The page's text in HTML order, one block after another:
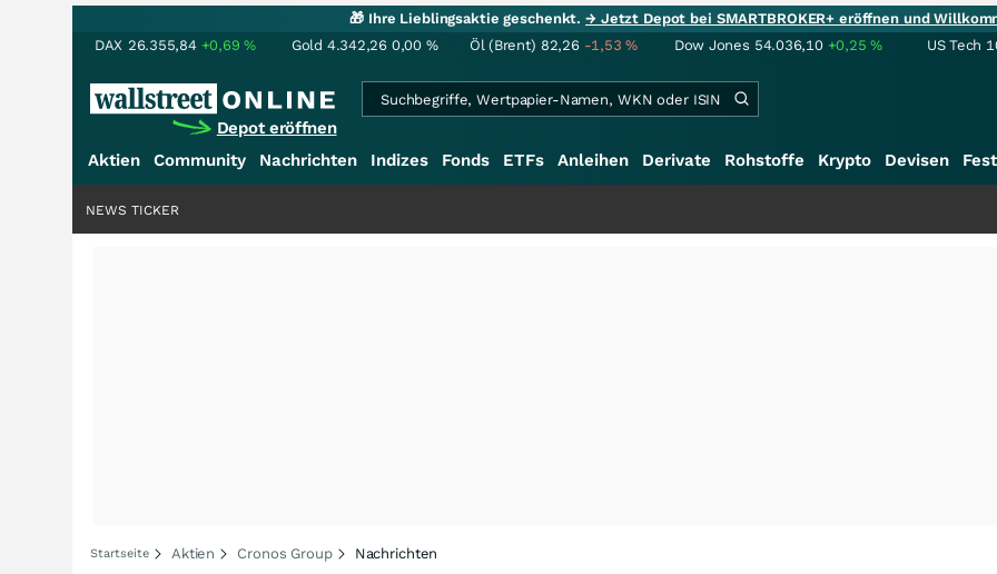
🎁 Ihre Lieblingsaktie geschenkt.→ Jetzt Depot bei SMARTBROKER+ eröffnen und
DAX 26.355,84 +0,69% Gold 4.342,26 0,00 % Öl (Brent) 82,26 -1,53% Dow Jones 54.036,10 +0,25% US Tech
Depot eröffnen
Aktien Community Nachrichten Indizes Fonds ETFs Anleihen Derivate Rohstoffe Krypto Devisen
NEWS TICKER
Startseite Aktien Cronos Group Nachrichten